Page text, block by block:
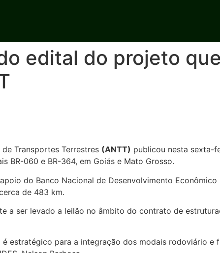
edital do projeto
Transportes Terrestres (ANTT) publicou nesta sexta-
BR-060 e BR-364, em Goiás e Mato Grosso.
do Banco Nacional de Desenvolvimento
de 483 km.
a ser levado a leilão no âmbito do contrato de
estratégico para a integração dos modais rodoviário